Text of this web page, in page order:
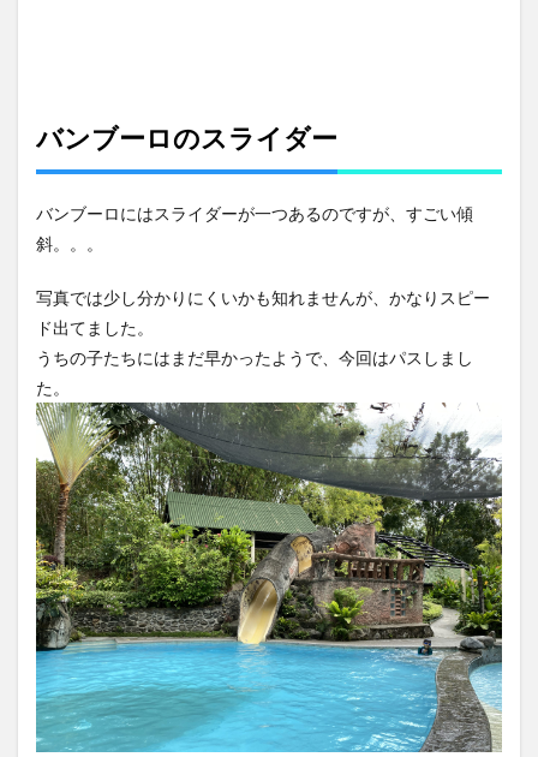
バンブーロのスライダー
バンブーロにはスライダーが一つあるのですが、すごい傾
斜。。。
写真では少し分かりにくいかも知れませんが、かなりスピー
ド出てました。
うちの子たちにはまだ早かったようで、今回はパスしまし
た。